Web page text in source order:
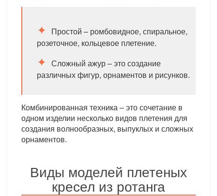
Простой – ромбовидное, спиральное,
розеточное, кольцевое плетение.
Сложный ажур – это создание
различных фигур, орнаментов и рисунков.
Комбинированная техника – это сочетание в
одном изделии несколько видов плетения для
создания волнообразных, выпуклых и сложных
орнаментов.
Виды моделей плетеных
кресел из ротанга